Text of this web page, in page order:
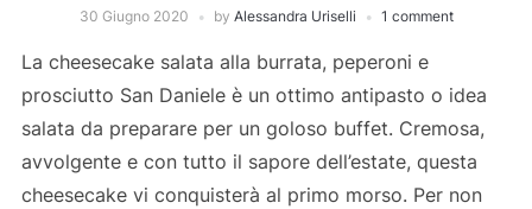
30 Giugno 2020 by Alessandra Uriselli 1 comment
La cheesecake salata alla burrata, peperoni e
prosciutto San Daniele è un ottimo antipasto o idea
salata da preparare per un goloso buffet. Cremosa,
avvolgente e con tutto il sapore dell’estate, questa
cheesecake vi conquisterà al primo morso. Per non